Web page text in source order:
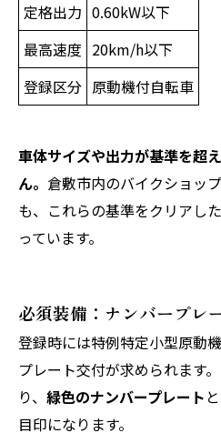
定格出力 0.60kW以下
最高速度 20km/h以下
登録区分 原動機付自転車
車体サイズや出力が基準を超
ん。 倉敷市内のバイクショッ
も、これらの基準をクリアし
っています。
必須装備：ナンバープレ
登録時には特例特定小型原動
プレート交付が求められます
り、 緑色のナンバープレート
目印になります。